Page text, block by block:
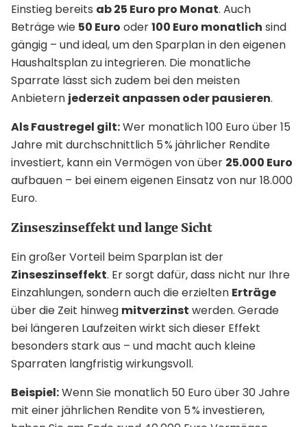
Einstieg bereits ab 25 Euro pro Monat. Auch
Beträge wie 50 Euro oder100 Euro monatlich sind
gängig – und ideal, um den Sparplan in den eigenen
Haushaltsplan zu integrieren. Die monatliche
Sparrate lässt sich zudem bei den meisten
Anbietern jederzeit anpassen oder pausieren.
Als Faustregel gilt:Wer monatlich 100 Euro über 15
Jahre mit durchschnittlich 5 % jährlicher Rendite
investiert, kann ein Vermögen von über 25.000 Euro
aufbauen – bei einem eigenen Einsatz von nur 18.000
Euro.
Zinseszinseffekt und lange Sicht
Ein großer Vorteil beim Sparplan ist der
Zinseszinseffekt. Er sorgt dafür, dass nicht nur Ihre
Einzahlungen, sondern auch die erzielten Erträge
über die Zeit hinweg mitverzinst werden. Gerade
bei längeren Laufzeiten wirkt sich dieser Effekt
besonders stark aus – und macht auch kleine
Sparraten langfristig wirkungsvoll.
Beispiel:Wenn Sie monatlich 50 Euro über 30 Jahre
mit einer jährlichen Rendite von 5 % investieren,